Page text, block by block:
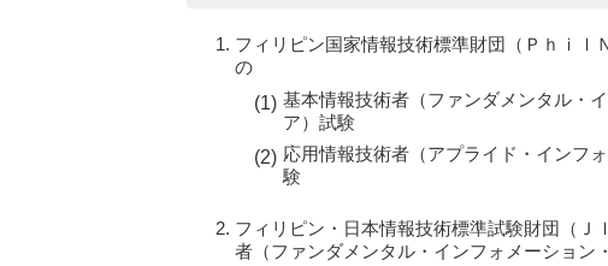
フィリピン国家情報技術標準財団（Ｐｈｉｌ
の
基本情報技術者（ファンダメンタル・
ア）試験
応用情報技術者（アプライド・インフ
験
フィリピン・日本情報技術標準試験財団（
者（ファンダメンタル・インフォメーション